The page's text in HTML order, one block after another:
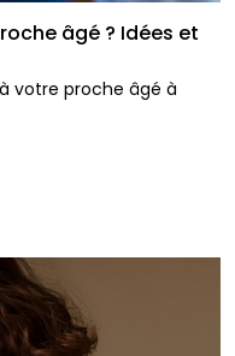
âgé ? Idées et
votre proche âgé à